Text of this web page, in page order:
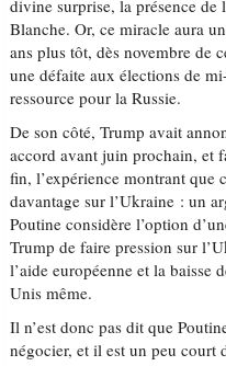
divine surprise, la présence de
Blanche. Or, ce miracle aura
ans plus tôt, dès novembre de
une défaite aux élections de
ressource pour la Russie.
De son côté, Trump avait
accord avant juin prochain, et
fin, l’expérience montrant que
davantage sur l’Ukraine : un
Poutine considère l’option
Trump de faire pression sur
l’aide européenne et la baisse
Unis même.
Il n’est donc pas dit que
négocier, et il est un peu court